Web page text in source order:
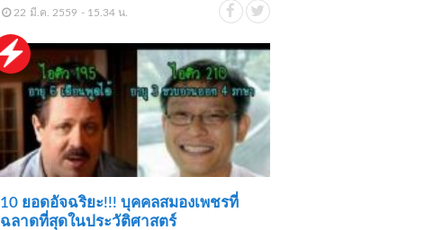
22 มี.ค. 2559 - 15.34 น.
10 ยอดอัจฉริยะ!!! บุคคลสมองเพชรที่
ฉลาดที่สุดในประวัติศาสตร์